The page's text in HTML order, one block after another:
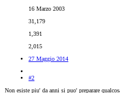
16 Marzo 2003
31,179
1,391
2,015
27 Maggio 2014
#2
Non esiste piu' da anni si puo' preparare